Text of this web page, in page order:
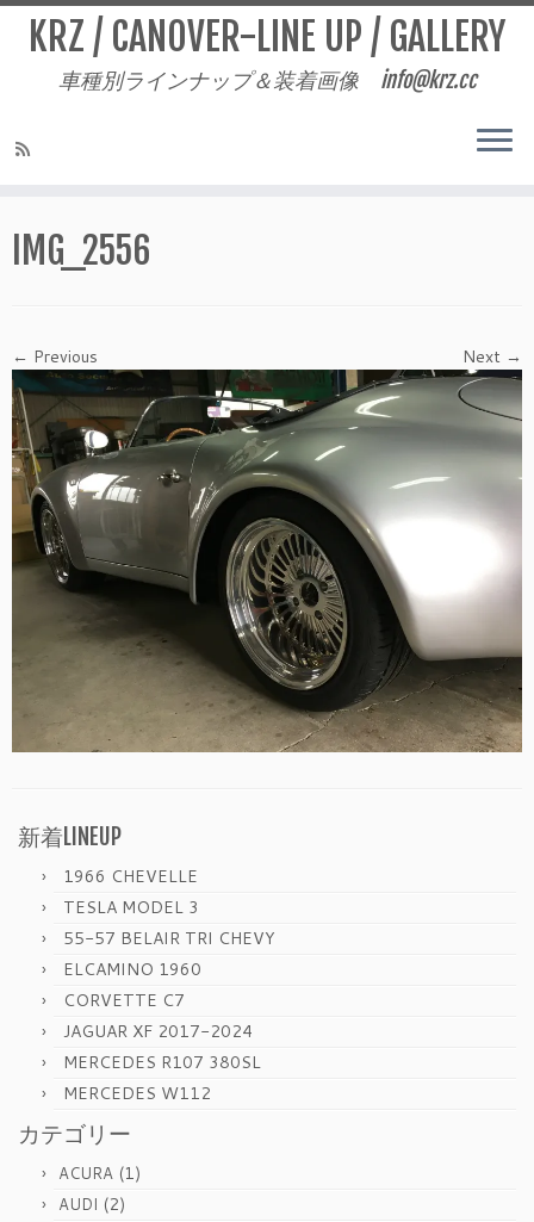
to
content
KRZ / CANOVER-LINE UP / GALLERY
車種別ラインナップ＆装着画像 info@krz.cc
IMG_2556
← Previous Next →
新着LINEUP
1966 CHEVELLE
TESLA MODEL 3
55-57 BELAIR TRI CHEVY
ELCAMINO 1960
CORVETTE C7
JAGUAR XF 2017-2024
MERCEDES R107 380SL
MERCEDES W112
カテゴリー
ACURA (1)
AUDI (2)